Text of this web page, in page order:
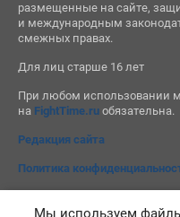
размещенные на сайте,
и международным
смежных правах.
Для лиц старше 16 лет
При любом использовании
на FightTime.ruобязательна.
Редакция сайта
Политика
Мы используем